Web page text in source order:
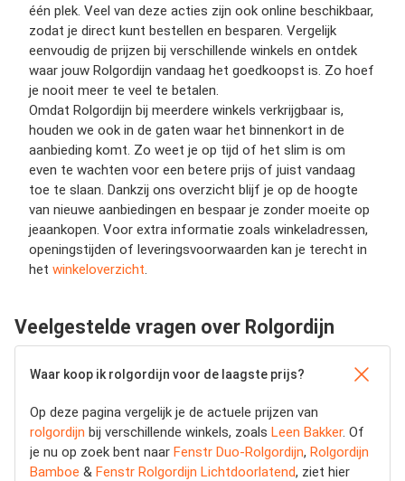
één plek. Veel van deze acties zijn ook online beschikbaar,
zodat je direct kunt bestellen en besparen. Vergelijk
eenvoudig de prijzen bij verschillende winkels en ontdek
waar jouw Rolgordijn vandaag het goedkoopst is. Zo hoef
je nooit meer te veel te betalen.
Omdat Rolgordijn bij meerdere winkels verkrijgbaar is,
houden we ook in de gaten waar het binnenkort in de
aanbieding komt. Zo weet je op tijd of het slim is om
even te wachten voor een betere prijs of juist vandaag
toe te slaan. Dankzij ons overzicht blijf je op de hoogte
van nieuwe aanbiedingen en bespaar je zonder moeite op
jeaankopen. Voor extra informatie zoals winkeladressen,
openingstijden of leveringsvoorwaarden kan je terecht in
het winkeloverzicht
Veelgestelde vragen over Rolgordijn
Waar koop ik rolgordijn voor de laagste prijs?
Op deze pagina vergelijk je de actuele prijzen van
rolgordijn bij verschillende winkels, zoals Leen Bakker. Of
je nu op zoek bent naar Fenstr Duo-Rolgordijn, Rolgordijn
Bamboe & Fenstr Rolgordijn Lichtdoorlatend, ziet hier